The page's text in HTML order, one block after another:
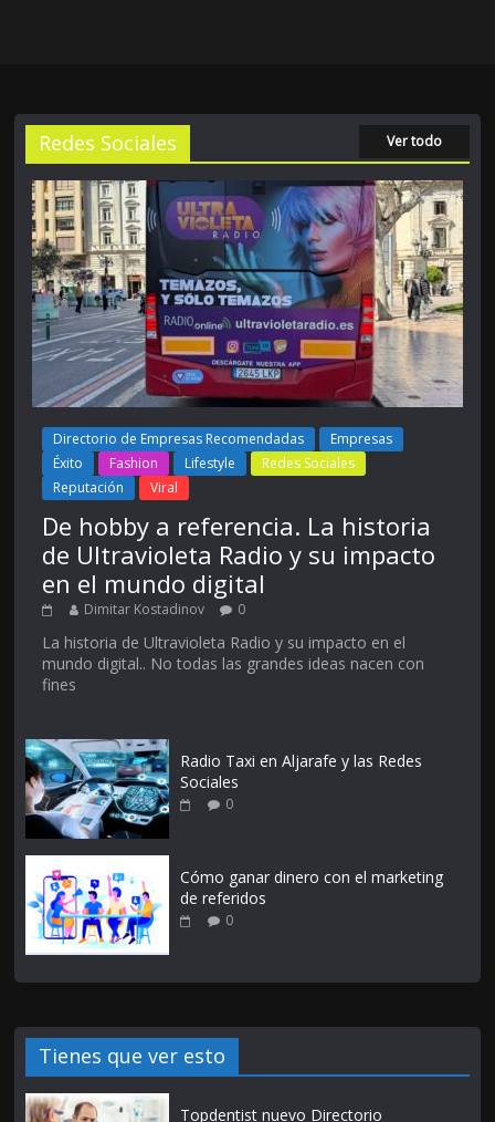
Redes Sociales Ver todo
Directorio de Empresas Recomendadas
Empresas
Éxito
Fashion Lifestyle
Redes Sociales
Reputación
Viral
De hobby a referencia. La historia
de Ultravioleta Radio y su impacto
en el mundo digital
Dimitar Kostadinov 0
La historia de Ultravioleta Radio y su impacto en el
mundo digital.. No todas las grandes ideas nacen con
fines
Radio Taxi en Aljarafe y las Redes
Sociales
0
Cómo ganar dinero con el marketing
de referidos
0
Tienes que ver esto
Topdentist nuevo Directorio